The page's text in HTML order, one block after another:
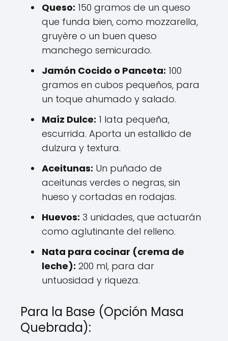
Queso: 150 gramos de un queso
que funda bien, como mozzarella,
gruyère o un buen queso
manchego semicurado.
Jamón Cocido o Panceta: 100
gramos en cubos pequeños, para
un toque ahumado y salado.
Maíz Dulce: 1 lata pequeña,
escurrida. Aporta un estallido de
dulzura y textura.
Aceitunas: Un puñado de
aceitunas verdes o negras, sin
hueso y cortadas en rodajas.
Huevos: 3 unidades, que actuarán
como aglutinante del relleno.
Nata para cocinar (crema de
leche): 200 ml, para dar
untuosidad y riqueza.
Para la Base (Opción Masa
Quebrada):